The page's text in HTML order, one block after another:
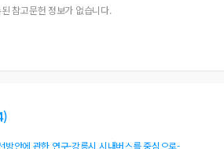
된 참고문헌 정보가 없습니다.
)
방안에 관한 연구-강릉시 시내버스를 중심으로-